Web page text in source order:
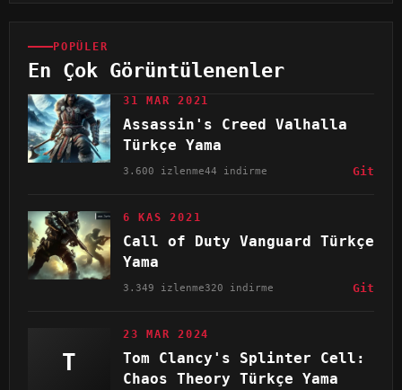
POPÜLER
En Çok Görüntülenenler
31 MAR 2021
Assassin's Creed Valhalla
Türkçe Yama
3.600 izlenme44 indirme Git
6 KAS 2021
Call of Duty Vanguard Türkçe
Yama
3.349 izlenme320 indirme Git
T
23 MAR 2024
Tom Clancy's Splinter Cell:
Chaos Theory Türkçe Yama